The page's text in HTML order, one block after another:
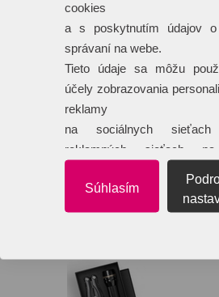
cookies
a s poskytnutím údajov o
správaní na webe.
Tieto údaje sa môžu
účely zobrazovania
reklamy
na sociálnych
reklamných sieťach
Súhlasím